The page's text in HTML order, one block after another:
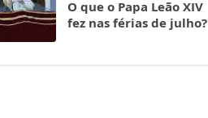
O que o Papa Leão XIV
fez nas férias de julho?